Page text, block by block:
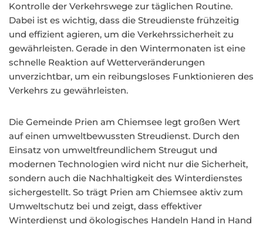
Kontrolle der Verkehrswege zur täglichen Routine.
Dabei ist es wichtig, dass die Streudienste frühzeitig
und effizient agieren, um die Verkehrssicherheit zu
gewährleisten. Gerade in den Wintermonaten ist eine
schnelle Reaktion auf Wetterveränderungen
unverzichtbar, um ein reibungsloses Funktionieren des
Verkehrs zu gewährleisten.
Die Gemeinde Prien am Chiemsee legt großen Wert
auf einen umweltbewussten Streudienst. Durch den
Einsatz von umweltfreundlichem Streugut und
modernen Technologien wird nicht nur die Sicherheit,
sondern auch die Nachhaltigkeit des Winterdienstes
sichergestellt. So trägt Prien am Chiemsee aktiv zum
Umweltschutz bei und zeigt, dass effektiver
Winterdienst und ökologisches Handeln Hand in Hand